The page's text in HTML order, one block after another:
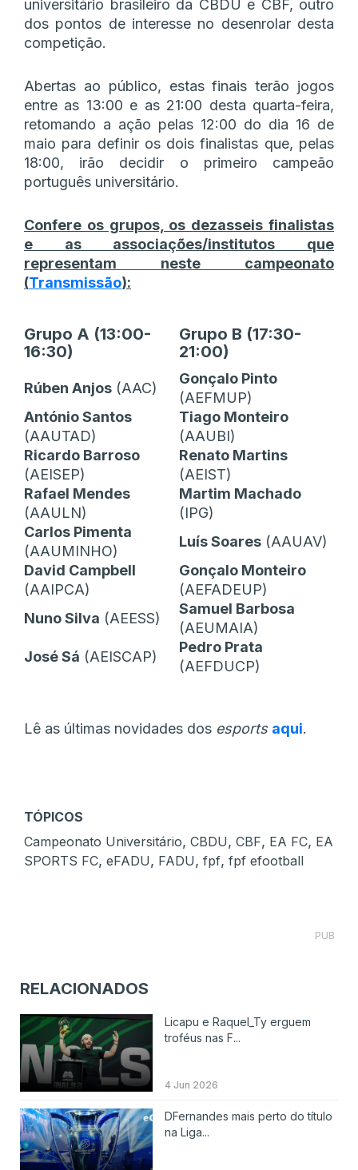
universitário brasileiro da CBDU e CBF, outro
dos pontos de interesse no desenrolar desta
competição.
Abertas ao público, estas finais terão jogos
entre as 13:00 e as 21:00 desta quarta-feira,
retomando a ação pelas 12:00 do dia 16 de
maio para definir os dois finalistas que, pelas
18:00, irão decidir o primeiro campeão
português universitário.
Confere os grupos, os dezasseis finalistas
e as associações/institutos que
representam neste campeonato
(Transmissão):
Grupo A (13:00-
16:30)
Grupo B (17:30-
21:00)
Rúben Anjos (AAC)
Gonçalo Pinto
(AEFMUP)
António Santos
(AAUTAD)
Tiago Monteiro
(AAUBI)
Ricardo Barroso
(AEISEP)
Renato Martins
(AEIST)
Rafael Mendes
(AAULN)
Martim Machado
(IPG)
Carlos Pimenta
(AAUMINHO)
Luís Soares (AAUAV)
David Campbell
(AAIPCA)
Gonçalo Monteiro
(AEFADEUP)
Nuno Silva (AEESS)
Samuel Barbosa
(AEUMAIA)
José Sá (AEISCAP)
Pedro Prata
(AEFDUCP)
Lê as últimas novidades dos esports aqui.
TÓPICOS
Campeonato Universitário, CBDU, CBF, EA FC, EA
SPORTS FC, eFADU, FADU, fpf, fpf efootball
PUB
RELACIONADOS
Licapu e Raquel_Ty erguem
troféus nas F...
4 Jun 2026
DFernandes mais perto do título
na Liga...